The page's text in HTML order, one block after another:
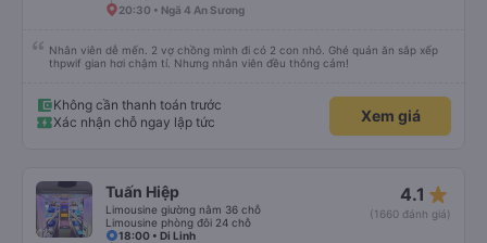
20:30 • Ngã 4 An Sương
Nhân viên dễ mến. 2 vợ chồng mình đi có 2 con nhỏ. Ghé quán ăn sắp xếp
thpwif gian hơi chậm tí. Nhưng nhân viên đều thông cảm!
Không cần thanh toán trước
Xác nhận chỗ ngay lập tức
Xem giá
Tuấn Hiệp
Limousine giường nằm 36 chỗ
Limousine phòng đôi 24 chỗ
4.1 star_rate
(1660 đánh giá)
18:00 • Di Linh